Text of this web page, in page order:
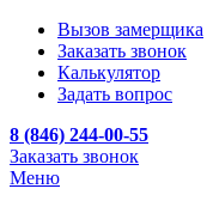
Вызов замерщика
Заказать звонок
Калькулятор
Задать вопрос
8 (846) 244-00-55
Заказать звонок
Меню